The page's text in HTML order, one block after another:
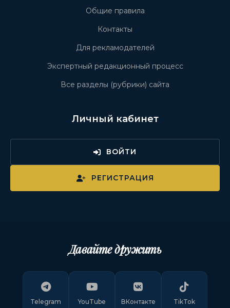
Общие правила
Контакты
Для рекламодателей
Экспертный редакционный процесс
Все разделы (рубрики) сайта
Личный кабинет
ВОЙТИ
РЕГИСТРАЦИЯ
Давайте дружить
Telegram YouTube ВКонтакте TikTok